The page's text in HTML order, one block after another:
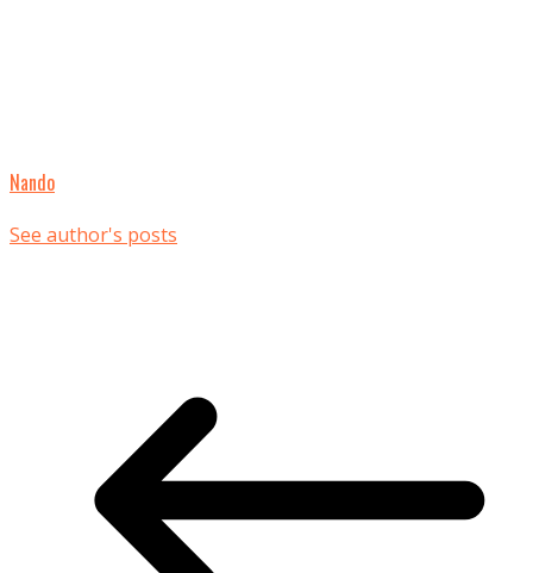
Nando
See author's posts